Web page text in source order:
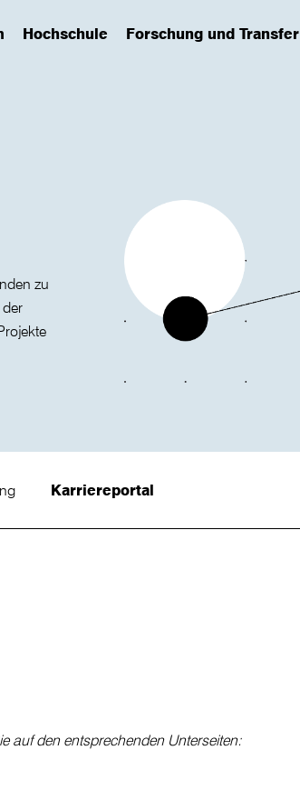
Hochschule
(has submenu)Forschung und Transfer
(has submenu)
zu
Karriereportal
auf den entsprechenden Unterseiten: